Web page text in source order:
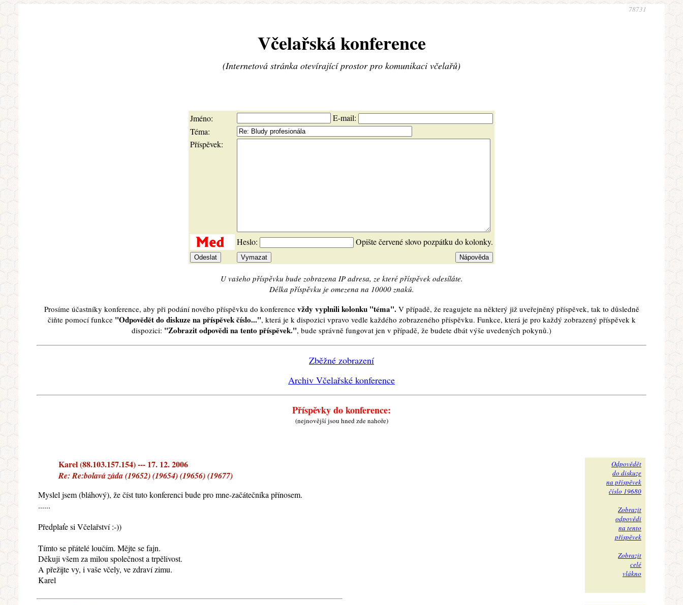
78731
Včelařská konference
(Internetová stránka otevírající prostor pro komunikaci včelařů)
Jméno:
E-mail:
Téma:
Příspěvek:
Heslo: Opište červené slovo pozpátku do kolonky.
U vašeho příspěvku bude zobrazena IP adresa, ze které příspěvek odesíláte.
Délka příspěvku je omezena na 10000 znaků.
Prosíme účastníky konference, aby při podání nového příspěvku do konference vždy vyplnili kolonku "téma". V případě, že reagujete na některý již uveřejněný příspěvek, tak to důsledně
čiňte pomocí funkce "Odpovědět do diskuze na příspěvek číslo...", která je k dispozici vpravo vedle každého zobrazeného příspěvku. Funkce, která je pro každý zobrazený příspěvek k
dispozici: "Zobrazit odpovědi na tento příspěvek.", bude správně fungovat jen v případě, že budete dbát výše uvedených pokynů.)
Zběžné zobrazení
Archiv Včelařské konference
Příspěvky do konference:
(nejnovější jsou hned zde nahoře)
Karel (88.103.157.154) --- 17. 12. 2006
Re: Re:bolavá záda (19652) (19654) (19656) (19677)
Myslel jsem (bláhový), že číst tuto konferenci bude pro mne-začátečníka přínosem.
......
Předplaťe si Včelařství :-))
Tímto se přátelé loučím. Mějte se fajn.
Děkuji všem za milou společnost a trpělivost.
A přežijte vy, i vaše včely, ve zdraví zimu.
Karel
Odpovědět
do diskuze
na příspěvek
číslo 19680
Zobrazit
odpovědi
na tento
příspěvek
Zobrazit
celé
vlákno